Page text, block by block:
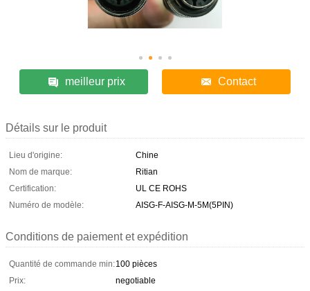
meilleur prix Contact
Détails sur le produit
Lieu d'origine:
Chine
Nom de marque:
Ritian
Certification:
UL CE ROHS
Numéro de modèle:
AISG-F-AISG-M-5M(5PIN)
Conditions de paiement et expédition
Quantité de commande min:100 pièces
Prix:
negotiable